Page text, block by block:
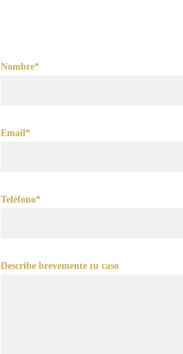
Nombre*
Email*
Teléfono*
Describe brevemente tu caso